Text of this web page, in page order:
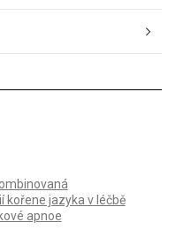
jazyka v léčbě
apnoe